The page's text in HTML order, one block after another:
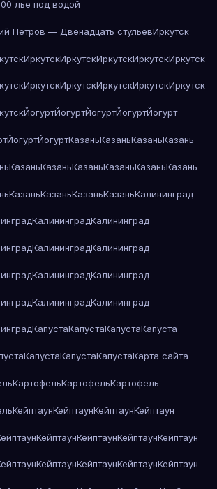
лье под водой
Петров — Двенадцать стульевИркутск
ИркутскИркутскИркутскИркутскИркутск
ИркутскИркутскИркутскИркутскИркутск
ЙогуртЙогуртЙогуртЙогуртЙогурт
ЙогуртЙогуртКазаньКазаньКазаньКазань
КазаньКазаньКазаньКазаньКазаньКазань
КазаньКазаньКазаньКазаньКалининград
КалининградКалининград
КалининградКалининград
КалининградКалининград
КалининградКалининград
КапустаКапустаКапустаКапуста
КапустаКапустаКапустаКарта сайта
КартофельКартофельКартофель
КейптаунКейптаунКейптаунКейптаун
КейптаунКейптаунКейптаунКейптаун
КейптаунКейптаунКейптаунКейптаун